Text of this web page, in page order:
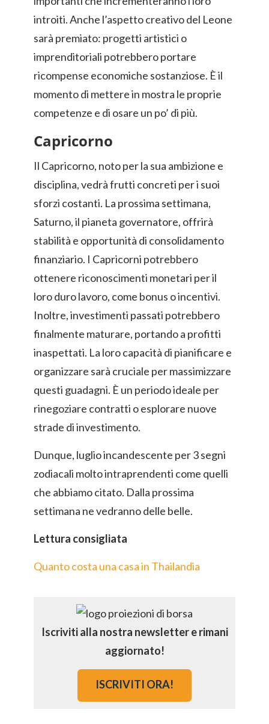
introiti. Anche l’aspetto creativo del Leone
sarà premiato: progetti artistici o
imprenditoriali potrebbero portare
ricompense economiche sostanziose. È il
momento di mettere in mostra le proprie
competenze e di osare un po’ di più.
Capricorno
Il Capricorno, noto per la sua ambizione e
disciplina, vedrà frutti concreti per i suoi
sforzi costanti. La prossima settimana,
Saturno, il pianeta governatore, offrirà
stabilità e opportunità di consolidamento
finanziario. I Capricorni potrebbero
ottenere riconoscimenti monetari per il
loro duro lavoro, come bonus o incentivi.
Inoltre, investimenti passati potrebbero
finalmente maturare, portando a profitti
inaspettati. La loro capacità di pianificare e
organizzare sarà cruciale per massimizzare
questi guadagni. È un periodo ideale per
rinegoziare contratti o esplorare nuove
strade di investimento.
Dunque, luglio incandescente per 3 segni
zodiacali molto intraprendenti come quelli
che abbiamo citato. Dalla prossima
settimana ne vedranno delle belle.
Lettura consigliata
Quanto costa una casa in Thailandia
Iscriviti alla nostra newsletter e rimani
aggiornato!
ISCRIVITI ORA!